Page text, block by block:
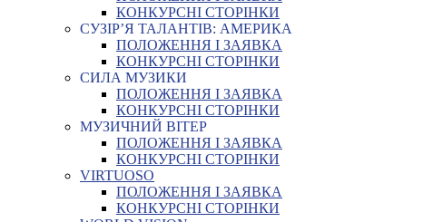
КОНКУРСНІ СТОРІНКИ
СУЗІР’Я ТАЛАНТІВ: АМЕРИКА
ПОЛОЖЕННЯ І ЗАЯВКА
КОНКУРСНІ СТОРІНКИ
СИЛА МУЗИКИ
ПОЛОЖЕННЯ І ЗАЯВКА
КОНКУРСНІ СТОРІНКИ
МУЗИЧНИЙ ВІТЕР
ПОЛОЖЕННЯ І ЗАЯВКА
КОНКУРСНІ СТОРІНКИ
VIRTUOSO
ПОЛОЖЕННЯ І ЗАЯВКА
КОНКУРСНІ СТОРІНКИ